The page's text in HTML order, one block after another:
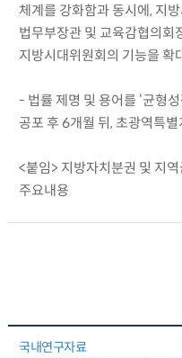
체계를 강화함과 동시에, 지
법무부장관 및 교육감협의회
지방시대위원회의 기능을 확
- 법률 제명 및 용어를 ‘균형
공포 후 6개월 뒤, 초광역특
<붙임> 지방자치분권 및 지
주요내용
국내연구자료